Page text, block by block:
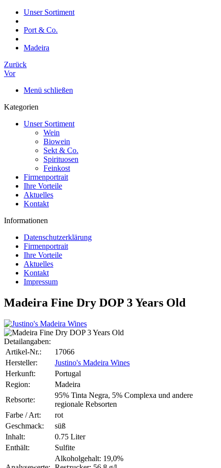
Unser Sortiment
Port & Co.
Madeira
Zurück
Vor
Menü schließen
Kategorien
Unser Sortiment
Wein
Biowein
Sekt & Co.
Spirituosen
Feinkost
Firmenportrait
Ihre Vorteile
Aktuelles
Kontakt
Informationen
Datenschutzerklärung
Firmenportrait
Ihre Vorteile
Aktuelles
Kontakt
Impressum
Madeira Fine Dry DOP 3 Years Old
Detailangaben:
Artikel-Nr.:
17066
Hersteller:
Justino's Madeira Wines
Herkunft:
Portugal
Region:
Madeira
Rebsorte:
95% Tinta Negra, 5% Complexa und andere
regionale Rebsorten
Farbe / Art:
rot
Geschmack:
süß
Inhalt:
0.75 Liter
Enthält:
Sulfite
Alkoholgehalt: 19,0%